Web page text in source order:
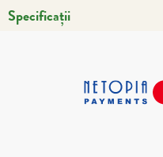
Specificații